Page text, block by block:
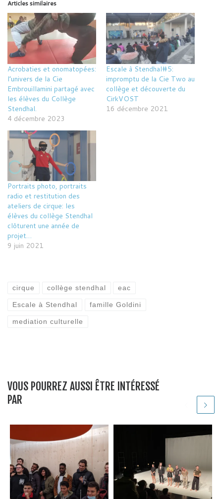
Articles similaires
Acrobaties et onomatopées:
l’univers de la Cie
Embrouillamini partagé avec
les élèves du Collège
Stendhal.
4 décembre 2023
Escale à Stendhal#5:
impromptu de la Cie Two au
collège et découverte du
CirkVOST
16 décembre 2021
Portraits photo, portraits
radio et restitution des
ateliers de cirque: les
élèves du collège Stendhal
clôturent une année de
projet…
9 juin 2021
cirque collège stendhal eac
Escale à Stendhal famille Goldini
mediation culturelle
VOUS POURREZ AUSSI ÊTRE INTÉRESSÉ
PAR